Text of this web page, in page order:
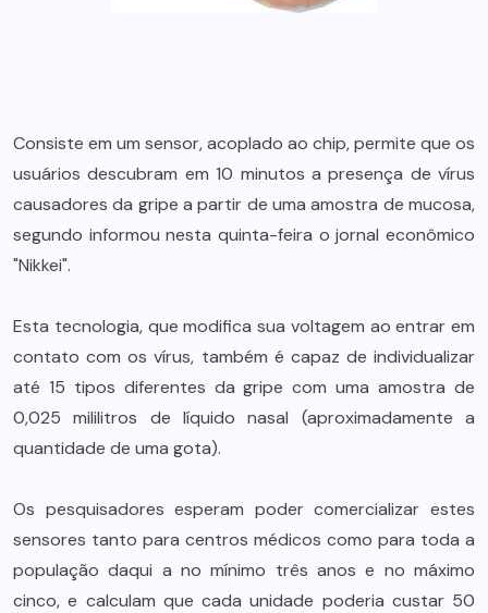
Consiste em um sensor, acoplado ao chip, permite que os
usuários descubram em 10 minutos a presença de vírus
causadores da gripe a partir de uma amostra de mucosa,
segundo informou nesta quinta-feira o jornal econômico
"Nikkei".
Esta tecnologia, que modifica sua voltagem ao entrar em
contato com os vírus, também é capaz de individualizar
até 15 tipos diferentes da gripe com uma amostra de
0,025 mililitros de líquido nasal (aproximadamente a
quantidade de uma gota).
Os pesquisadores esperam poder comercializar estes
sensores tanto para centros médicos como para toda a
população daqui a no mínimo três anos e no máximo
cinco, e calculam que cada unidade poderia custar 50